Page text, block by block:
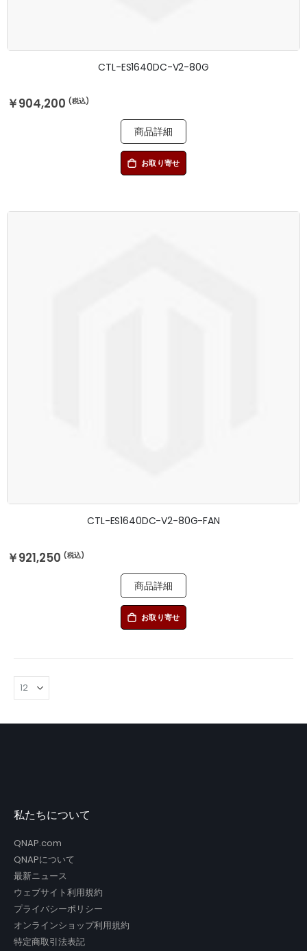
CTL-ES1640DC-V2-80G
￥904,200
商品詳細
お取り寄せ
CTL-ES1640DC-V2-80G-FAN
￥921,250
商品詳細
お取り寄せ
私たちについて
QNAP.com
QNAPについて
最新ニュース
ウェブサイト利用規約
プライバシーポリシー
オンラインショップ利用規約
特定商取引法表記